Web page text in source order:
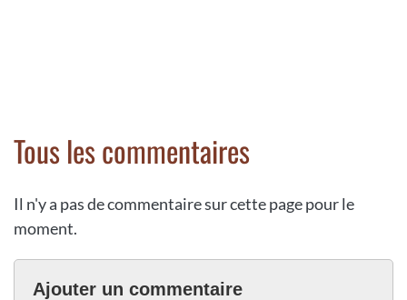
Tous les commentaires
Il n'y a pas de commentaire sur cette page pour le
moment.
Ajouter un commentaire